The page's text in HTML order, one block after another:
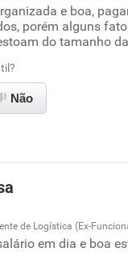
promoção
vida familiar
e boa,
porém alguns
do tamanho
Não
promoção
de Logística (Ex-
em dia e boa